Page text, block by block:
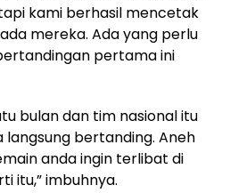
kami berhasil mencetak
mereka. Ada yang perlu
pertama ini
bulan dan tim nasional itu
bertanding. Aneh
anda ingin terlibat di
itu,” imbuhnya.